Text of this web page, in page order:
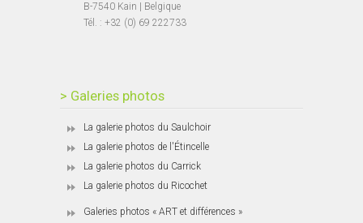
B-7540 Kain | Belgique
Tél. : +32 (0) 69 222733
> Galeries photos
La galerie photos du Saulchoir
La galerie photos de l'Étincelle
La galerie photos du Carrick
La galerie photos du Ricochet
Galeries photos « ART et différences »